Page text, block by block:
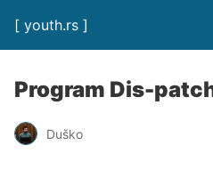
[ youth.rs ]
Program Dis-
Duško